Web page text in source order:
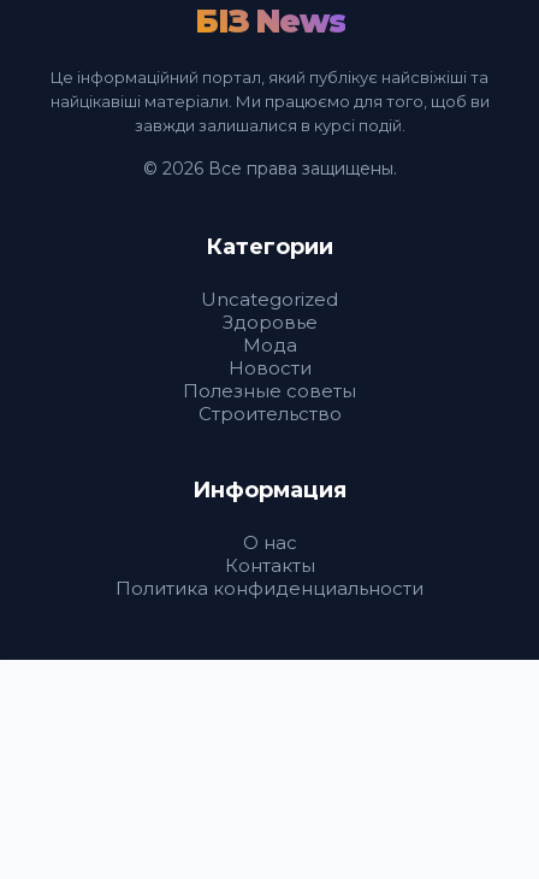
БІЗ News
Це інформаційний портал, який публікує найсвіжіші та
найцікавіші матеріали. Ми працюємо для того, щоб ви
завжди залишалися в курсі подій.
© 2026 Все права защищены.
Категории
Uncategorized
Здоровье
Мода
Новости
Полезные советы
Строительство
Информация
О нас
Контакты
Политика конфиденциальности